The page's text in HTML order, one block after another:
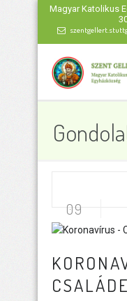
Magyar Katolikus
09